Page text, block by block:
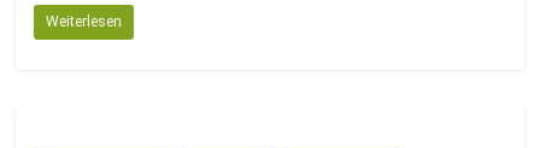
Weiterlesen